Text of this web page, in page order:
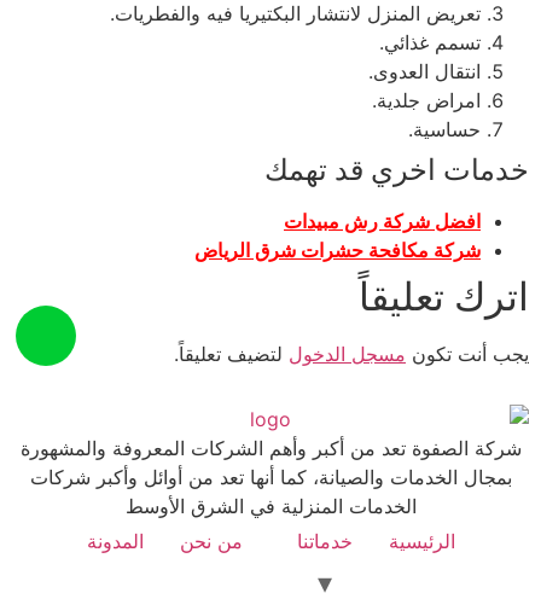
تعريض المنزل لانتشار البكتيريا فيه والفطريات.
تسمم غذائي.
انتقال العدوى.
امراض جلدية.
حساسية.
خدمات اخري قد تهمك
افضل شركة رش مبيدات
شركة مكافحة حشرات شرق الرياض
اترك تعليقاً
يجب أنت تكون مسجل الدخول لتضيف تعليقاً.
شركة الصفوة تعد من أكبر وأهم الشركات المعروفة والمشهورة
بمجال الخدمات والصيانة، كما أنها تعد من أوائل وأكبر شركات
الخدمات المنزلية في الشرق الأوسط
الرئيسية
خدماتنا من نحن المدونة